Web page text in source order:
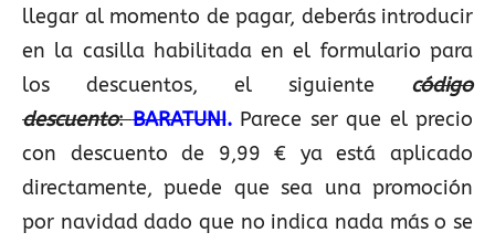
llegar al momento de pagar, deberás introducir
en la casilla habilitada en el formulario para
los descuentos, el siguiente código
descuento:BARATUNI. Parece ser que el precio
con descuento de 9,99 € ya está aplicado
directamente, puede que sea una promoción
por navidad dado que no indica nada más o se